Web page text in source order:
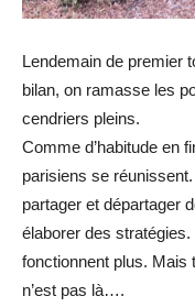
Lendemain de premier
bilan, on ramasse les
cendriers pleins.
Comme d’habitude en
parisiens se
partager et départager
élaborer des
fonctionnent plus. Mais
n’est pas là….